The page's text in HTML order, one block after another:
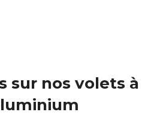
sur nos volets à